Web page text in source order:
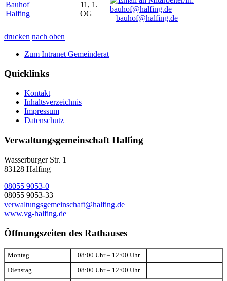
Bauhof
Halfing
11, 1.
OG
bauhof@halfing.de
drucken nach oben
Zum Intranet Gemeinderat
Quicklinks
Kontakt
Inhaltsverzeichnis
Impressum
Datenschutz
Verwaltungsgemeinschaft Halfing
Wasserburger Str. 1
83128 Halfing
08055 9053-0
08055 9053-33
verwaltungsgemeinschaft@halfing.de
www.vg-halfing.de
Öffnungszeiten des Rathauses
Montag 08:00 Uhr – 12:00 Uhr
Dienstag 08:00 Uhr – 12:00 Uhr